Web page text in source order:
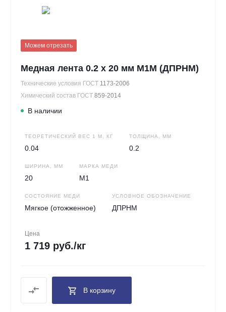
Можем отрезать
Медная лента 0.2 х 20 мм М1М (ДПРНМ)
Технические условия ГОСТ 1173-2006
Химический состав ГОСТ 859-2014
В наличии
ТЕОРЕТИЧЕСКИЙ ВЕС 1 М, КГ
0.04
ТОЛЩИНА, ММ
0.2
ШИРИНА, ММ
20
МАРКА МЕДИ
М1
СОСТОЯНИЕ МЕДИ
Мягкое (отожженное)
УСЛОВНОЕ ОБОЗНАЧЕНИЕ
ДПРНМ
Цена
1 719 руб./кг
В корзину